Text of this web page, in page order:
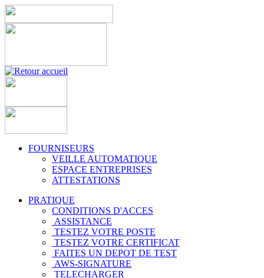
FOURNISEURS
VEILLE AUTOMATIQUE
ESPACE ENTREPRISES
ATTESTATIONS
PRATIQUE
CONDITIONS D'ACCES
ASSISTANCE
TESTEZ VOTRE POSTE
TESTEZ VOTRE CERTIFICAT
FAITES UN DEPOT DE TEST
AWS-SIGNATURE
TELECHARGER